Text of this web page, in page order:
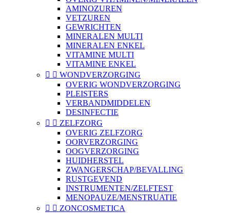
AMINOZUREN
VETZUREN
GEWRICHTEN
MINERALEN MULTI
MINERALEN ENKEL
VITAMINE MULTI
VITAMINE ENKEL
  WONDVERZORGING
OVERIG WONDVERZORGING
PLEISTERS
VERBANDMIDDELEN
DESINFECTIE
  ZELFZORG
OVERIG ZELFZORG
OORVERZORGING
OOGVERZORGING
HUIDHERSTEL
ZWANGERSCHAP/BEVALLING
RUSTGEVEND
INSTRUMENTEN/ZELFTEST
MENOPAUZE/MENSTRUATIE
  ZONCOSMETICA